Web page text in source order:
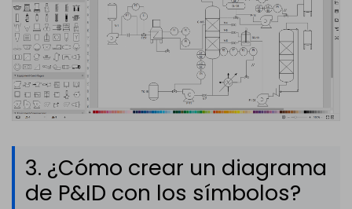
3. ¿Cómo crear un diagrama
de P&ID con los símbolos?